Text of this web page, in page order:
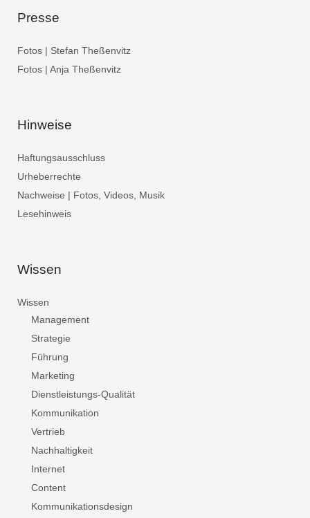
Presse
Fotos | Stefan Theßenvitz
Fotos | Anja Theßenvitz
Hinweise
Haftungsausschluss
Urheberrechte
Nachweise | Fotos, Videos, Musik
Lesehinweis
Wissen
Wissen
Management
Strategie
Führung
Marketing
Dienstleistungs-Qualität
Kommunikation
Vertrieb
Nachhaltigkeit
Internet
Content
Kommunikationsdesign